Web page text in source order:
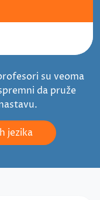
su veoma
da pruže
jezika